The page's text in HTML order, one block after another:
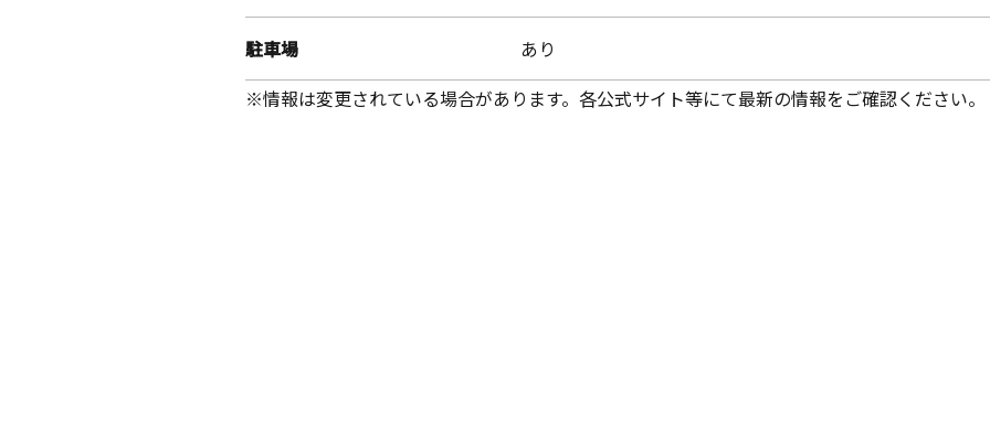
駐車場
あり
※情報は変更されている場合があります。各公式サイト等にて最新の情報をご確認ください。